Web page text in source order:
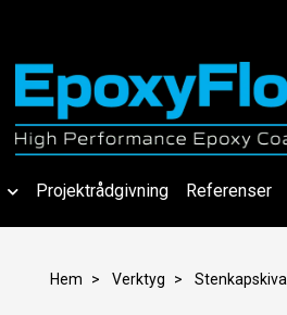
Projektrådgivning Referenser
Hem Verktyg Stenkapskiva